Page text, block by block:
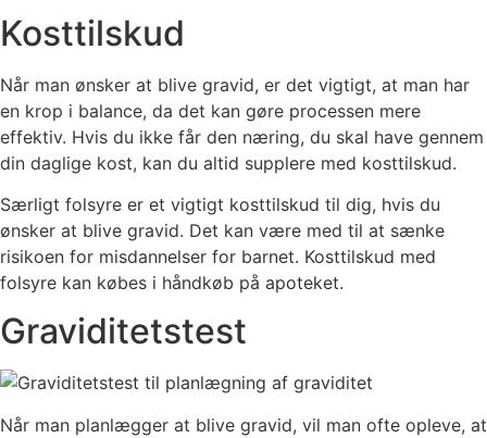
Kosttilskud
Når man ønsker at blive gravid, er det vigtigt, at man har
en krop i balance, da det kan gøre processen mere
effektiv. Hvis du ikke får den næring, du skal have gennem
din daglige kost, kan du altid supplere med kosttilskud.
Særligt folsyre er et vigtigt kosttilskud til dig, hvis du
ønsker at blive gravid. Det kan være med til at sænke
risikoen for misdannelser for barnet. Kosttilskud med
folsyre kan købes i håndkøb på apoteket.
Graviditetstest
Når man planlægger at blive gravid, vil man ofte opleve, at